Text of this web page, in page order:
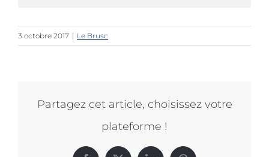
3 octobre 2017 | Le Brusc
Partagez cet article, choisissez votre
plateforme !